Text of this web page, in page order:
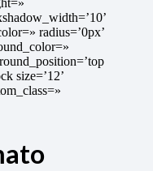
radius=’0px’
size=’12’